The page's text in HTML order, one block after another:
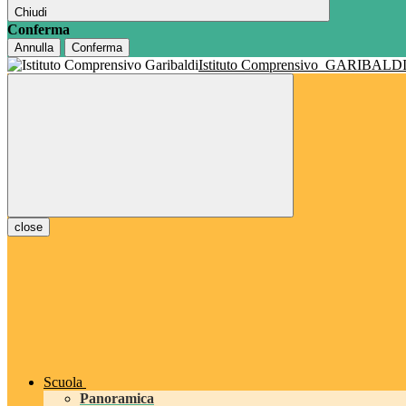
Chiudi
Conferma
Annulla Conferma
Istituto Comprensivo GARIBALDI
close
Scuola
Panoramica